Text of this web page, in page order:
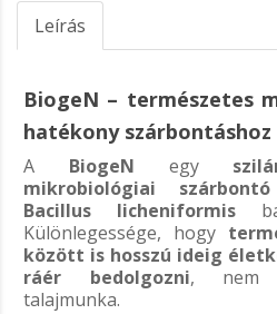
Leírás
BiogeN – természetes
hatékony szárbontáshoz
A BiogeN egy
mikrobiológiai
Bacillus licheniformis
Különlegessége, hogy
között is hosszú ideig
ráér bedolgozni, nem
talajmunka.